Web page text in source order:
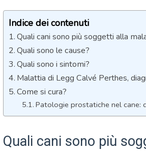
Indice dei contenuti
Quali cani sono più soggetti alla
Quali sono le cause?
Quali sono i sintomi?
Malattia di Legg Calvé Perthes,
Come si cura?
Patologie prostatiche nel cane:
Quali cani sono più